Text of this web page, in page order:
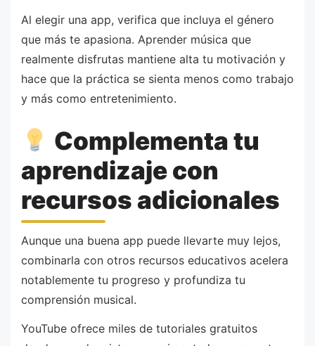
Al elegir una app, verifica que incluya el género
que más te apasiona. Aprender música que
realmente disfrutas mantiene alta tu motivación y
hace que la práctica se sienta menos como trabajo
y más como entretenimiento.
Complementa tu
aprendizaje con
recursos adicionales
Aunque una buena app puede llevarte muy lejos,
combinarla con otros recursos educativos acelera
notablemente tu progreso y profundiza tu
comprensión musical.
YouTube ofrece miles de tutoriales gratuitos